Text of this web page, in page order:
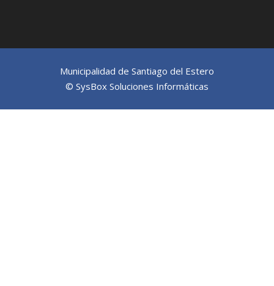
Municipalidad de Santiago del Estero
© SysBox Soluciones Informáticas